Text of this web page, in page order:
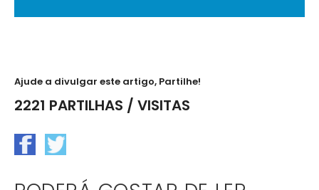
Ajude a divulgar este artigo, Partilhe!
2221 PARTILHAS / VISITAS